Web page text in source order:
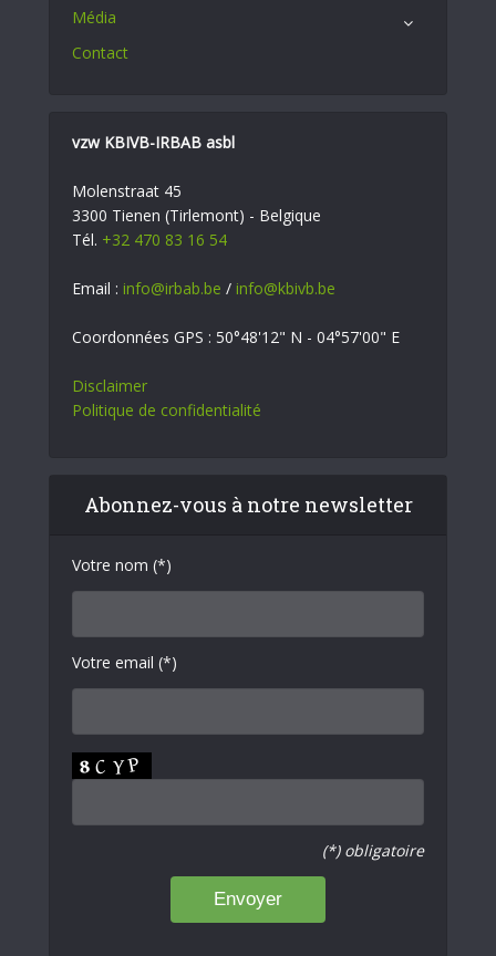
Média
Contact
vzw KBIVB-IRBAB asbl
Molenstraat 45
3300 Tienen (Tirlemont) - Belgique
Tél. +32 470 83 16 54
Email : info@irbab.be / info@kbivb.be
Coordonnées GPS : 50°48'12" N - 04°57'00" E
Disclaimer
Politique de confidentialité
Abonnez-vous à notre newsletter
Votre nom (*)
Votre email (*)
(*) obligatoire